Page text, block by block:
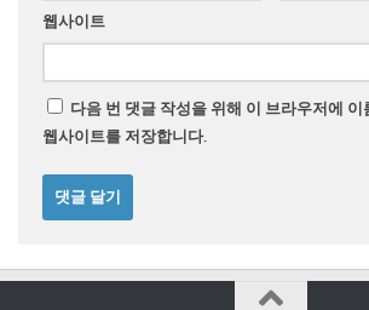
웹사이트
다음 번 댓글 작성을 위해 이 브라우저에 이
웹사이트를 저장합니다.